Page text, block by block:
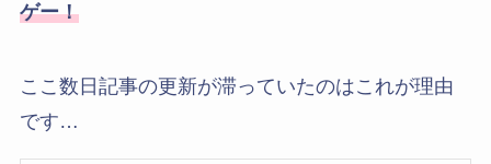
ゲー！
ここ数日記事の更新が滞っていたのはこれが理由
です…